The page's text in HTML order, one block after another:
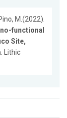
M.(2022).
functional
Site,
. Lithic